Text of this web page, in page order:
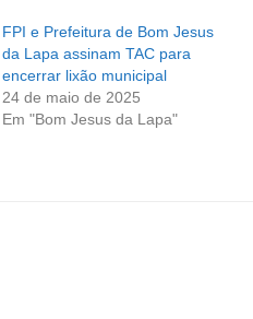
FPI e Prefeitura de Bom Jesus
da Lapa assinam TAC para
encerrar lixão municipal
24 de maio de 2025
Em "Bom Jesus da Lapa"